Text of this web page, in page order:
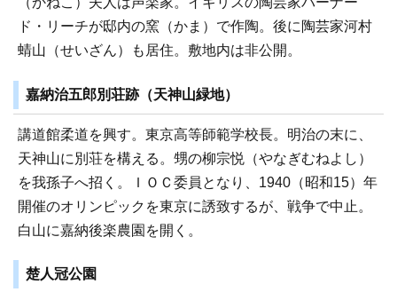
ド・リーチが邸内の窯（かま）で作陶。後に陶芸家河村
蜻山（せいざん）も居住。敷地内は非公開。
嘉納治五郎別荘跡（天神山緑地）
講道館柔道を興す。東京高等師範学校長。明治の末に、
天神山に別荘を構える。甥の柳宗悦（やなぎむねよし）
を我孫子へ招く。ＩＯＣ委員となり、1940（昭和15）年
開催のオリンピックを東京に誘致するが、戦争で中止。
白山に嘉納後楽農園を開く。
楚人冠公園